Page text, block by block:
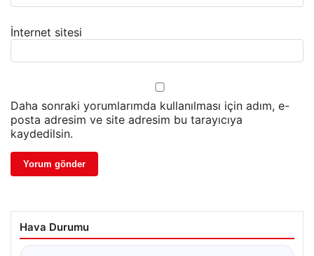
İnternet sitesi
Daha sonraki yorumlarımda kullanılması için adım, e-
posta adresim ve site adresim bu tarayıcıya
kaydedilsin.
Hava Durumu